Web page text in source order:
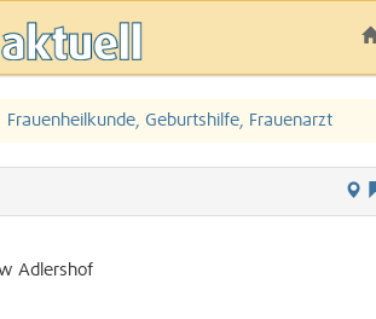
Frauenheilkunde, Geburtshilfe, Frauenarzt
Adlershof